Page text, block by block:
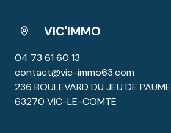
VIC'IMMO
04 73 61 60 13
contact@vic-immo63.com
236 BOULEVARD DU JEU DE PAUME
63270 VIC-LE-COMTE